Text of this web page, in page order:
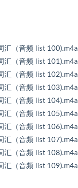
（音频 list 100).m4a
（音频 list 101).m4a
（音频 list 102).m4a
（音频 list 103).m4a
（音频 list 104).m4a
（音频 list 105).m4a
（音频 list 106).m4a
（音频 list 107).m4a
（音频 list 108).m4a
（音频 list 109).m4a